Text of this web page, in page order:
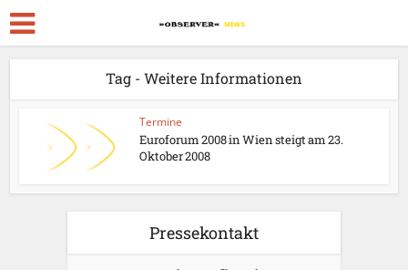
Tag - Weitere Informationen
Termine
Euroforum 2008 in Wien steigt am 23.
Oktober 2008
Pressekontakt